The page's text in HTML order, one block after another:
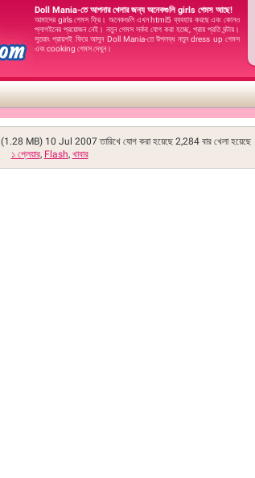
Doll Mania-তে আপনার খেলার জন্য অনেকগুলি girls গেমস আছে!
আমাদের girls গেমস ফ্রি। অনেকগুলি এখন html5 ব্যবহার করছে এবং কোনও
প্লাগইনের প্রয়োজন নেই। নতুন গেমস সর্বদা যোগ করা হচ্ছে, প্রায় প্রতি ঘন্টায়।
সুতরাং প্রায়শই ফিরে আসুন Doll Mania-তে উপলব্ধ নতুন dress up গেমস
এবং cooking গেমস দেখুন।
(1.28 MB) 10 Jul 2007 তারিখে যোগ করা হয়েছে 2,284বার খেলা হয়েছে
১ প্লেয়ার, Flash, খাবার